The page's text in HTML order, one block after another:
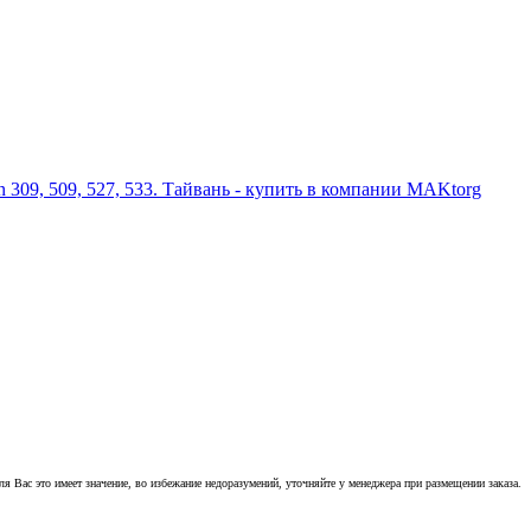
это имеет значение, во избежание недоразумений, уточняйте у менеджера при размещении заказа.